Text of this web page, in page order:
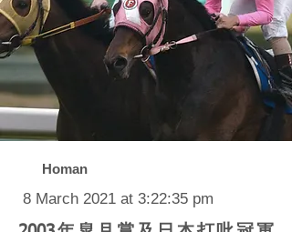
Homan
8 March 2021 at 3:22:35 pm